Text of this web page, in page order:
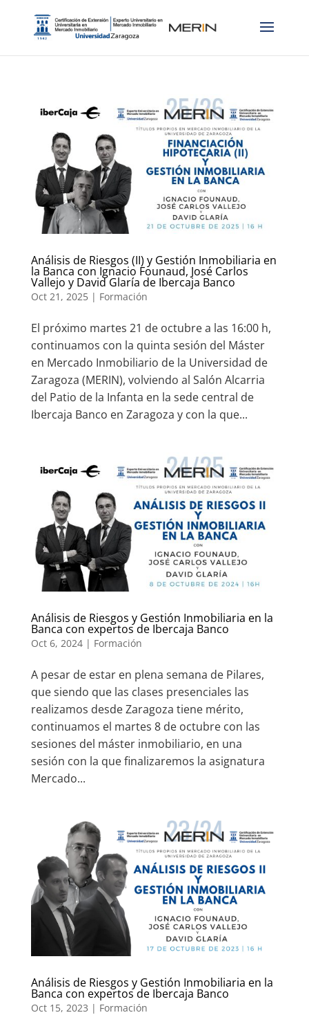
Análisis de Riesgos (II) y Gestión Inmobiliaria en
la Banca con Ignacio Founaud, José Carlos
Vallejo y David Glaría de Ibercaja Banco
Oct 21, 2025| Formación
El próximo martes 21 de octubre a las 16:00 h,
continuamos con la quinta sesión del Máster
en Mercado Inmobiliario de la Universidad de
Zaragoza (MERIN), volviendo al Salón Alcarria
del Patio de la Infanta en la sede central de
Ibercaja Banco en Zaragoza y con la que...
Análisis de Riesgos y Gestión Inmobiliaria en la
Banca con expertos de Ibercaja Banco
Oct 6, 2024| Formación
A pesar de estar en plena semana de Pilares,
que siendo que las clases presenciales las
realizamos desde Zaragoza tiene mérito,
continuamos el martes 8 de octubre con las
sesiones del máster inmobiliario, en una
sesión con la que finalizaremos la asignatura
Mercado...
Análisis de Riesgos y Gestión Inmobiliaria en la
Banca con expertos de Ibercaja Banco
Oct 15, 2023 | Formación